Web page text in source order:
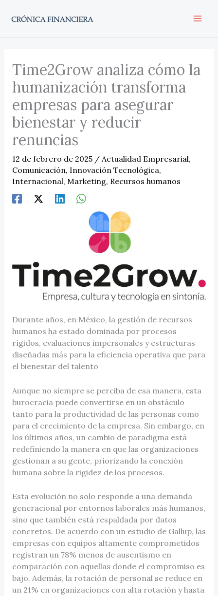
Time2Grow analiza cómo la
humanización transforma
empresas para asegurar
bienestar y reducir
renuncias
12 de febrero de 2025 / Actualidad Empresarial,
Comunicación, Innovación Tecnológica,
Internacional, Marketing, Recursos humanos
Durante años, en México, la gestión de recursos
humanos ha estado dominada por procesos
rígidos, evaluaciones impersonales y estructuras
diseñadas más para la eficiencia operativa que para
el bienestar del talento
Aunque no siempre se perciba de esa manera, esta
burocracia puede convertirse en un obstáculo
tanto para la productividad de las personas como
para el crecimiento de la empresa. Sin embargo, en
los últimos años, un cambio de paradigma está
redefiniendo la manera en que las organizaciones
gestionan a su gente, priorizando la conexión
humana sobre la rigidez de los procesos.
Esta evolución no solo responde a una demanda
generacional por entornos laborales más humanos,
sino que también está respaldada por datos
concretos. De acuerdo con un estudio de Gallup, las
empresas con equipos altamente comprometidos
registran un 78% menos de ausentismo en
comparación con aquellas donde el compromiso es
bajo. Además, la rotación de personal se reduce en
un 21% en organizaciones con alta rotación y hasta